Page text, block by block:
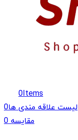
0Items
لیست علاقه مندی ها0
مقایسه0